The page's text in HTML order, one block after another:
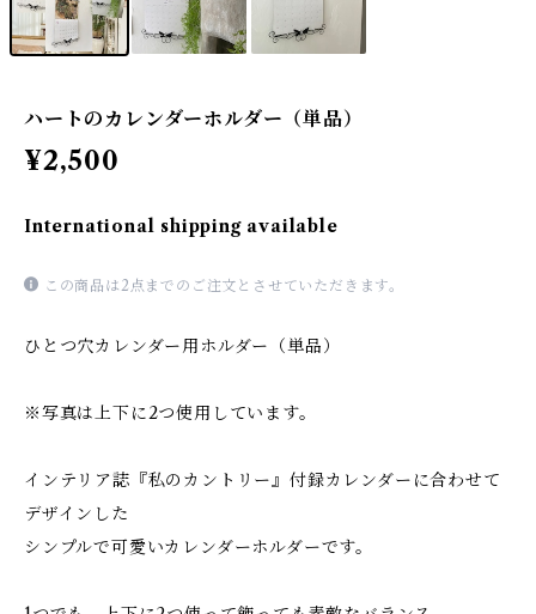
ハートのカレンダーホルダー（単品）
¥2,500
International shipping available
この商品は2点までのご注文とさせていただきます。
ひとつ穴カレンダー用ホルダー（単品）
※写真は上下に2つ使用しています。
インテリア誌『私のカントリー』付録カレンダーに合わせて
デザインした
シンプルで可愛いカレンダーホルダーです。